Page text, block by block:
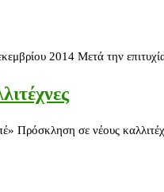
2014 Μετά την
σε νέους